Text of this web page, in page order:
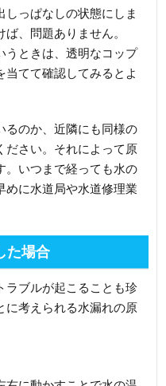
っぱなしの状態にしま
、問題ありません。
うときは、透明なコップ
当てて確認してみるとよ
るのか、近隣にも同様の
ださい。それによって原
。いつまで経っても水の
めに水道局や水道修理業
た場合
ラブルが起こることも珍
に考えられる水漏れの原